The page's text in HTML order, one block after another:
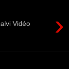
›
Vidéo